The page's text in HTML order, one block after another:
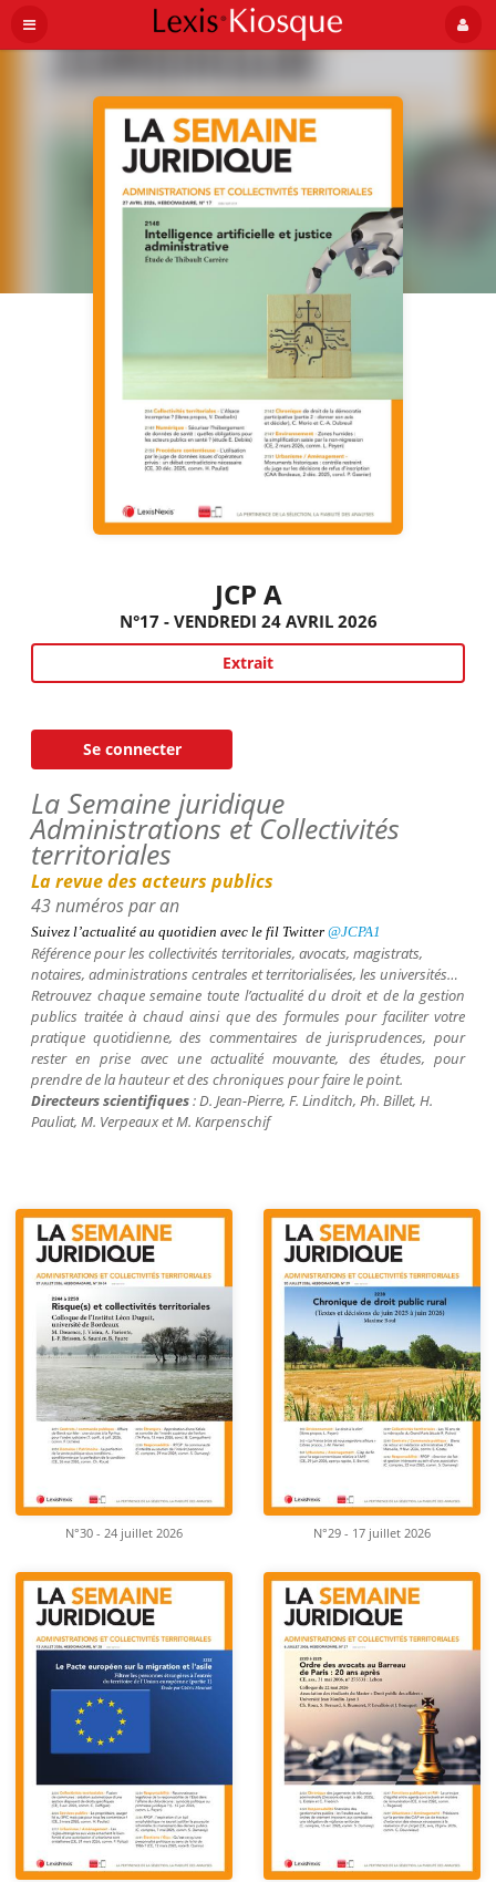
JCP A
N°17 - VENDREDI 24 AVRIL 2026
Extrait
Se connecter
La Semaine juridique
Administrations et Collectivités
territoriales
La revue des acteurs publics
43 numéros par an
Suivez l’actualité au quotidien avec le fil Twitter @JCPA1
Référence pour les collectivités territoriales, avocats, magistrats,
notaires, administrations centrales et territorialisées, les universités…
Retrouvez chaque semaine toute l’actualité du droit et de la gestion
publics traitée à chaud ainsi que des formules pour faciliter votre
pratique quotidienne, des commentaires de jurisprudences, pour
rester en prise avec une actualité mouvante, des études, pour
prendre de la hauteur et des chroniques pour faire le point.
Directeurs scientifiques: D. Jean-Pierre, F. Linditch, Ph. Billet, H.
Pauliat, M. Verpeauxet M. Karpenschif
N°30 - 24 juillet 2026 N°29 - 17 juillet 2026